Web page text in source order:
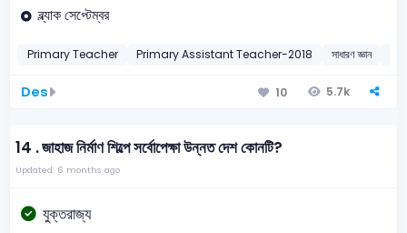
ব্ল্যাক সেপ্টেম্বর
Primary Teacher Primary Assistant Teacher-2018 সাধারণ জ্ঞান
Des 10 5.7k
14 .জাহাজ নির্মাণ শিল্পে সর্বোপেক্ষা উন্নত দেশ কোনটি?
Updated: 6 months ago
যুক্তরাজ্য